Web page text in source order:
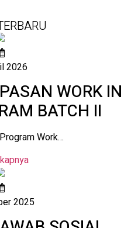
2026
WORK IN
BATCH II
Work…
2025